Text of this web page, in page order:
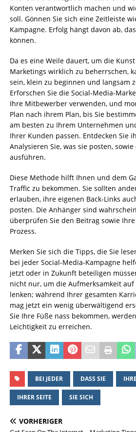
Konten verantwortlich machen und
soll. Gönnen Sie sich eine Zeitleiste
Kampagne. Erfolg hängt davon ab,
können.
Da es eine Weile dauert, um die
Marketings wirklich zu beherrschen,
sein, klein zu beginnen und langsam
Erforschen Sie die Social-Media-
Ihre Mitbewerber verwenden, und
Plan nach ihrem Plan, bis Sie
am besten zu Ihrem Unternehmen
Ihrer Kunden passen. Entdecken Sie
Analysieren Sie, was sie posten,
ausführen.
Diese Methode hilft Ihnen und dem
Traffic zu bekommen. Sie sollten
erlauben, ihre eigenen Back-Links
posten. Die Anhänger sind
überprüfen Sie den Beitrag sowie
Prozess.
Merken Sie sich die Tipps, die Sie
bei jeder Social-Media-Kampagne
jetzt oder in Zukunft beteiligen
nicht nur, um die Aufmerksamkeit auf
lenken; während Ihrer gesamten
mag jetzt ein wenig überwältigend
Sie Ihre Füße nass bekommen,
Leichtigkeit zu erreichen.
BEI JEDER DASS SIE
IHRER SEITE SIE SICH
VORHERIGER